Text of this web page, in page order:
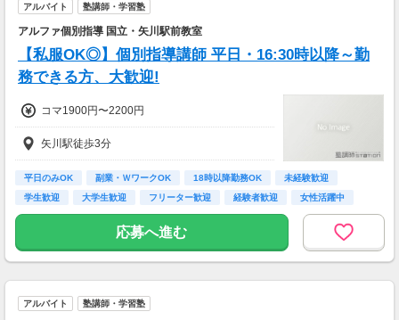
アルバイト 塾講師・学習塾
アルファ個別指導 国立・矢川駅前教室
【私服OK◎】個別指導講師 平日・16:30時以降～勤
務できる方、大歓迎!
コマ1900円〜2200円
矢川駅徒歩3分
平日のみOK 副業・ＷワークOK 18時以降勤務OK
未経験歓迎
学生歓迎
大学生歓迎 フリーター歓迎 経験者歓迎 女性活躍中
応募へ進む
アルバイト 塾講師・学習塾